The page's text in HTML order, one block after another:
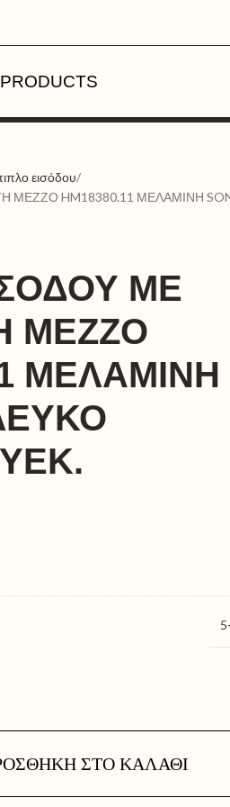
PRODUCTS
εισόδου
ΜΕΖΖΟ HM18380.11 ΜΕΛΑΜΙΝΗ
ΜΕ
ΜΕΖΖΟ
ΜΕΛΑΜΙΝΗ
ΣΤΟ ΚΑΛΆΘΙ